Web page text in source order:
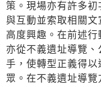
策。現場亦有許多
與互動並索取相關
高度興趣。在前述
亦從不義遺址導覽
手，使轉型正義得
眾。在不義遺址導